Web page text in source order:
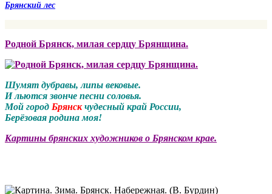
Брянский лес
Родной Брянск, милая сердцу Брянщина.
Шумят дубравы, липы вековые.
И льются звонче песни соловья.
Мой город Брянскчудесный край России,
Берёзовая родина моя!
Картины брянских художников о Брянском крае.